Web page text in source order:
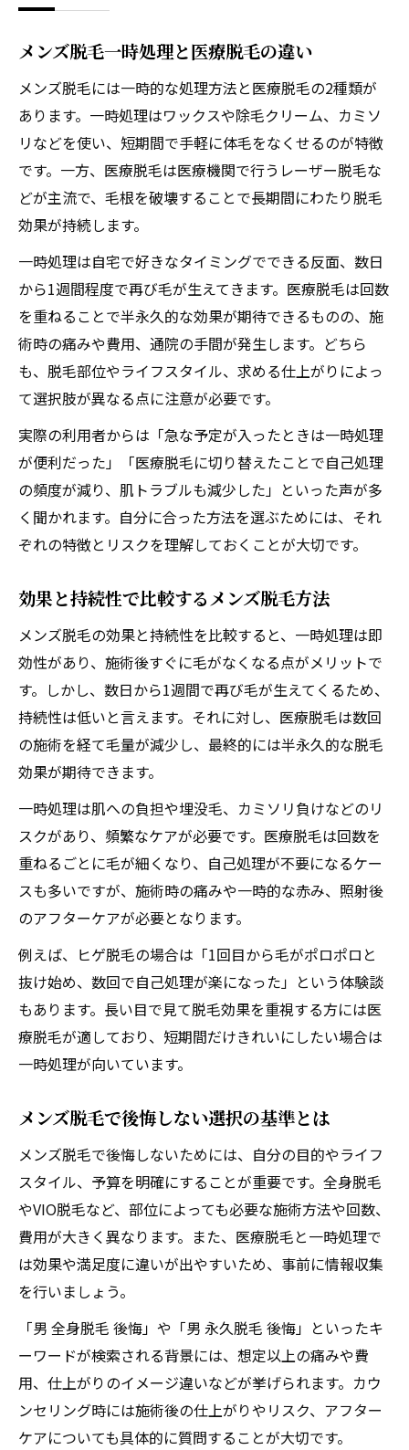
メンズ脱毛一時処理と医療脱毛の違い
メンズ脱毛には一時的な処理方法と医療脱毛の2種類が
あります。一時処理はワックスや除毛クリーム、カミソ
リなどを使い、短期間で手軽に体毛をなくせるのが特徴
です。一方、医療脱毛は医療機関で行うレーザー脱毛な
どが主流で、毛根を破壊することで長期間にわたり脱毛
効果が持続します。
一時処理は自宅で好きなタイミングでできる反面、数日
から1週間程度で再び毛が生えてきます。医療脱毛は回数
を重ねることで半永久的な効果が期待できるものの、施
術時の痛みや費用、通院の手間が発生します。どちら
も、脱毛部位やライフスタイル、求める仕上がりによっ
て選択肢が異なる点に注意が必要です。
実際の利用者からは「急な予定が入ったときは一時処理
が便利だった」「医療脱毛に切り替えたことで自己処理
の頻度が減り、肌トラブルも減少した」といった声が多
く聞かれます。自分に合った方法を選ぶためには、それ
ぞれの特徴とリスクを理解しておくことが大切です。
効果と持続性で比較するメンズ脱毛方法
メンズ脱毛の効果と持続性を比較すると、一時処理は即
効性があり、施術後すぐに毛がなくなる点がメリットで
す。しかし、数日から1週間で再び毛が生えてくるため、
持続性は低いと言えます。それに対し、医療脱毛は数回
の施術を経て毛量が減少し、最終的には半永久的な脱毛
効果が期待できます。
一時処理は肌への負担や埋没毛、カミソリ負けなどのリ
スクがあり、頻繁なケアが必要です。医療脱毛は回数を
重ねるごとに毛が細くなり、自己処理が不要になるケー
スも多いですが、施術時の痛みや一時的な赤み、照射後
のアフターケアが必要となります。
例えば、ヒゲ脱毛の場合は「1回目から毛がポロポロと
抜け始め、数回で自己処理が楽になった」という体験談
もあります。長い目で見て脱毛効果を重視する方には医
療脱毛が適しており、短期間だけきれいにしたい場合は
一時処理が向いています。
メンズ脱毛で後悔しない選択の基準とは
メンズ脱毛で後悔しないためには、自分の目的やライフ
スタイル、予算を明確にすることが重要です。全身脱毛
やVIO脱毛など、部位によっても必要な施術方法や回数、
費用が大きく異なります。また、医療脱毛と一時処理で
は効果や満足度に違いが出やすいため、事前に情報収集
を行いましょう。
「男 全身脱毛 後悔」や「男 永久脱毛 後悔」といったキ
ーワードが検索される背景には、想定以上の痛みや費
用、仕上がりのイメージ違いなどが挙げられます。カウ
ンセリング時には施術後の仕上がりやリスク、アフター
ケアについても具体的に質問することが大切です。